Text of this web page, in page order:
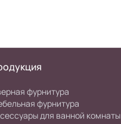
фурнитура
фурнитура
для ванной комнаты